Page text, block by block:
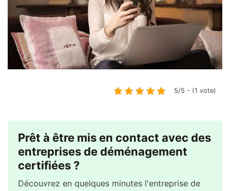
5/5 - (1 vote)
Prêt à être mis en contact avec des
entreprises de déménagement
certifiées ?
Découvrez en quelques minutes l'entreprise de